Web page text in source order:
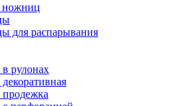
для распарывания
в рулонах
продежка